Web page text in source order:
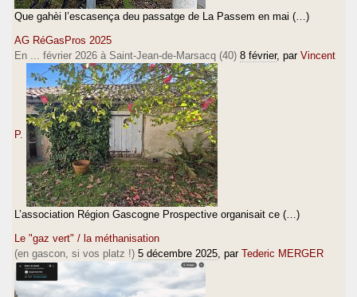
Que gahèi l’escasença deu passatge de La Passem en mai (…)
AG RéGasPros 2025
En ... février 2026 à Saint-Jean-de-Marsacq (40) 8 février, par Vincent
P.
L’association Région Gascogne Prospective organisait ce (…)
Le "gaz vert" / la méthanisation
(en gascon, si vos platz !) 5 décembre 2025 , par Tederic MERGER